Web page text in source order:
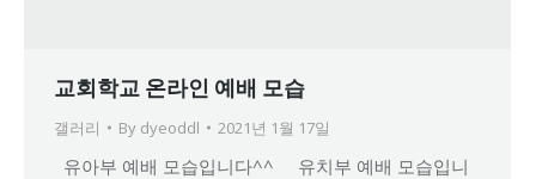
교회학교 온라인 예배 모습
갤러리 By dyeoddl 2021년 1월 17일
유아부 예배 모습입니다^^ 유치부 예배 모습입니